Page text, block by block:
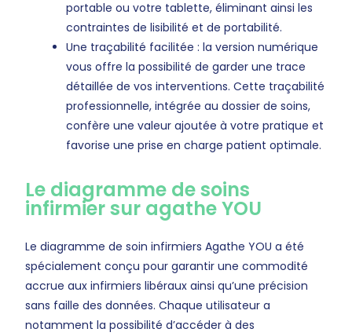
portable ou votre tablette, éliminant ainsi les
contraintes de lisibilité et de portabilité.
Une traçabilité facilitée : la version numérique
vous offre la possibilité de garder une trace
détaillée de vos interventions. Cette traçabilité
professionnelle, intégrée au dossier de soins,
confère une valeur ajoutée à votre pratique et
favorise une prise en charge patient optimale.
Le diagramme de soins
infirmier sur agathe YOU
Le diagramme de soin infirmiers Agathe YOU a été
spécialement conçu pour garantir une commodité
accrue aux infirmiers libéraux ainsi qu’une précision
sans faille des données. Chaque utilisateur a
notamment la possibilité d’accéder à des